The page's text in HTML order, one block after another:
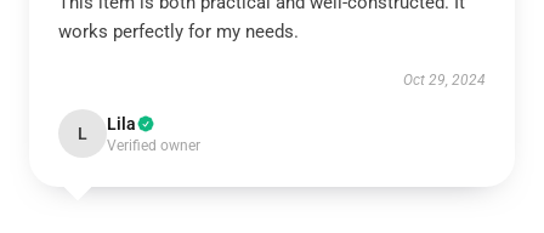
works perfectly for my needs.
Oct 29, 2024
L Lila
Verified owner